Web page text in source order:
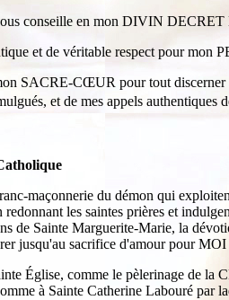
vous conseille en mon DIVIN
et de véritable respect pour mon
SACRE-CŒUR pour tout
et de mes appels
maçonnerie du démon qui
les saintes prières et
de Sainte Marguerite-Marie, la
jusqu'au sacrifice d'amour pour MOI
Église, comme le pèlerinage de
à Sainte Catherine Labouré par